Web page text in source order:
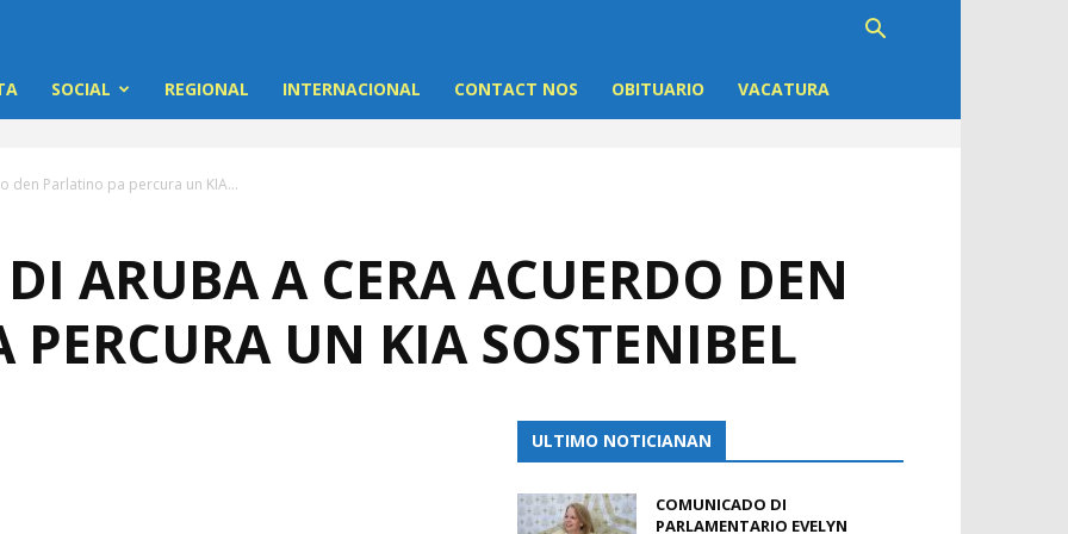
SOCIAL REGIONAL INTERNACIONAL CONTACT NOS OBITUARIO VACATURA
den Parlatino pa percura un KIA...
ARUBA A CERA ACUERDO DEN
PERCURA UN KIA SOSTENIBEL
ULTIMO NOTICIANAN
COMUNICADO DI
PARLAMENTARIO EVELYN